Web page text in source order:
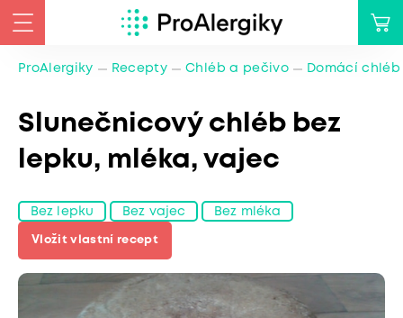
ProAlergiky Recepty Chléb a pečivo Domácí chléb
Slunečnicový chléb bez
lepku, mléka, vajec
Bez lepku Bez vajec Bez mléka
Vložit vlastní recept